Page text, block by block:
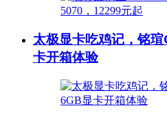
太极显卡吃鸡记，铭
卡开箱体验